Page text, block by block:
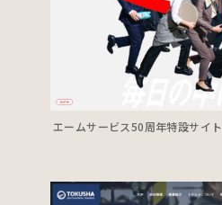
エームサービス50周年特設サイト